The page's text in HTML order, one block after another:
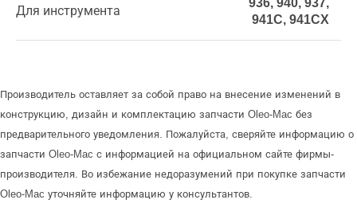
Для инструмента
936, 940, 937,
941C, 941CX
Производитель оставляет за собой право на внесение изменений в
конструкцию, дизайн и комплектацию запчасти Oleo-Mac без
предварительного уведомления. Пожалуйста, сверяйте информацию о
запчасти Oleo-Mac с информацией на официальном сайте фирмы-
производителя. Во избежание недоразумений при покупке запчасти
Oleo-Mac уточняйте информацию у консультантов.